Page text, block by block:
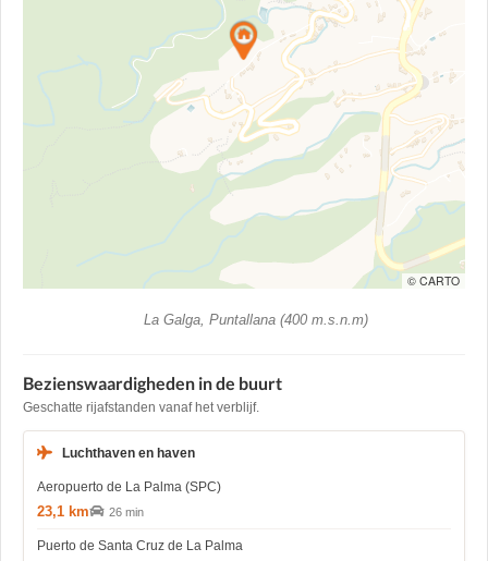
© CARTO
La Galga, Puntallana (400 m.s.n.m)
Bezienswaardigheden in de buurt
Geschatte rijafstanden vanaf het verblijf.
Luchthaven en haven
Aeropuerto de La Palma (SPC)
23,1 km 26 min
Puerto de Santa Cruz de La Palma